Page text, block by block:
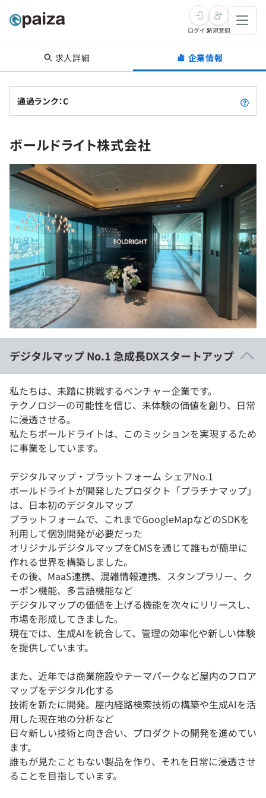
転職・キャリア
転職成功ガイド
転職エージェント
インタビュー
転職成功ガイド
新卒就活
求人検索
本選考
インターン
新卒エージェント
イベント・セミナー
インタビュー
学習
講座一覧
問題集
4択課題
ナレッジ
リファレンス
プラン
個人向けプラン
法人向けプラン
学校向けプラン
契約内容・クーポン
スキルチェック
プログラミング言語
SQL
評価結果一覧
再チャレンジ結果一覧
ゲーム・マンガ
メディア
Tech Team Journal
paiza times
note
paizaとは？
ログイン新規登録
求人詳細 企業情報
通過ランク：C
ボールドライト株式会社
デジタルマップ No.1 急成長DXスタートアップ
私たちは、未踏に挑戦するベンチャー企業です。
テクノロジーの可能性を信じ、未体験の価値を創り、日常
に浸透させる。
私たちボールドライトは、このミッションを実現するため
に事業をしています。
デジタルマップ・プラットフォーム シェアNo.1
ボールドライトが開発したプロダクト「プラチナマップ」
は、日本初のデジタルマップ
プラットフォームで、これまでGoogleMapなどのSDKを
利用して個別開発が必要だった
オリジナルデジタルマップをCMSを通じて誰もが簡単に
作れる世界を構築しました。
その後、MaaS連携、混雑情報連携、スタンプラリー、ク
ーポン機能、多言語機能など
デジタルマップの価値を上げる機能を次々にリリースし、
市場を形成してきました。
現在では、生成AIを統合して、管理の効率化や新しい体験
を提供しています。
また、近年では商業施設やテーマパークなど屋内のフロア
マップをデジタル化する
技術を新たに開発。屋内経路検索技術の構築や生成AIを活
用した現在地の分析など
日々新しい技術と向き合い、プロダクトの開発を進めてい
ます。
誰もが見たこともない製品を作り、それを日常に浸透させ
ることを目指しています。